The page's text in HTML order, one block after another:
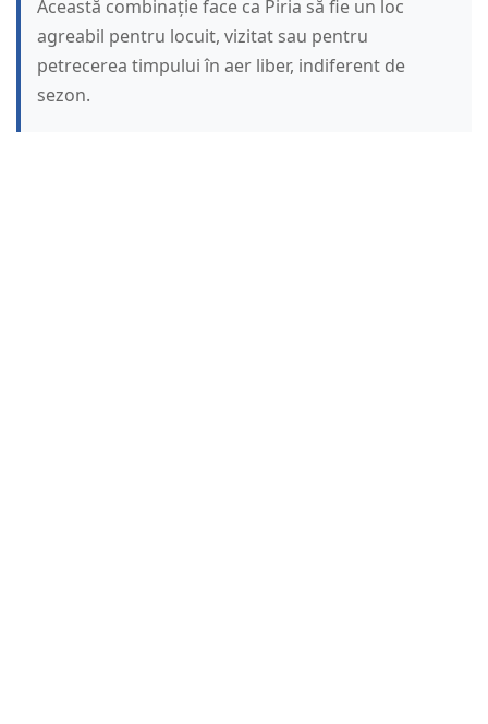
Această combinație face ca Piria să fie un loc
agreabil pentru locuit, vizitat sau pentru
petrecerea timpului în aer liber, indiferent de
sezon.